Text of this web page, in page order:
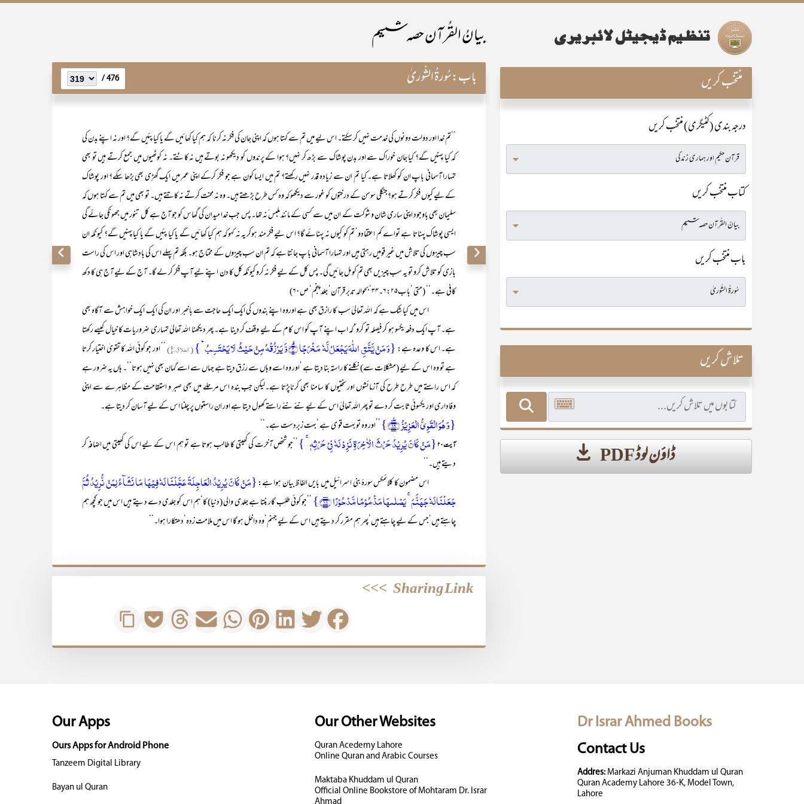
بیانُ القُرآن حصہ ششم
باب:سُورۃُ الشُّوریٰ 476 /
’’تم خدا اور دولت دونوں کی خدمت نہیں کر سکتے۔ اس لیے میں تم سے کہتا ہوں کہ اپنی جان کی فکر نہ کرنا کہ ہم کیا کھائیں گے یا کیا پئیں گے؟ اور نہ اپنے بدن کی
کہ کیا پہنیں گے؟ کیا جان خوراک سے اور بدن پوشاک سے بڑھ کر نہیں؟ ہوا کے پرندوں کو دیکھو نہ بوتے ہیں نہ کاٹتے۔ نہ کوٹھیوں میں جمع کرتے ہیں تو بھی
تمہارا آسمانی باپ ان کو کھلاتا ہے۔ کیا تم ان سے زیادہ قدر نہیں رکھتے؟ تم میں ایسا کون ہے جو فکر کرکے اپنی عمر میں ایک گھڑی بھی بڑھا سکے؟ اور پوشاک
کے لیے کیوں فکر کرتے ہو؟جنگلی سوسن کے درختوں کو غور سے دیکھو کہ وہ کس طرح بڑھتے ہیں۔ وہ نہ محنت کرتے نہ کاتتے ہیں۔ تو بھی میں تم سے کہتا ہوں کہ
سلیمان بھی باوجود اپنی ساری شان و شوکت کے ان میں سے کسی کے مانند ملبس ّنہ تھا۔ پس جب خدا میدان کی گھاس کو جو آج ہے کل تنور میں جھونکی جائے گی
ایسی پوشاک پہناتا ہے تواے کم اعتقادو‘ تم کو کیوں نہ پہنائے گا؟ اس لیے فکر مند ہوکر یہ نہ کہو کہ ہم کیا کھائیں گے یا کیا پئیں گے یا کیا پہنیں گے؟ کیونکہ ان
سب چیزوں کی تلاش میں غیر قومیں رہتی ہیں اور تمہارا آسمانی باپ جانتا ہے کہ تم ان سب چیزوں کے محتاج ہو۔ بلکہ تم پہلے اس کی بادشاہی اور اس کی راست
بازی کو تلاش کرو تو یہ سب چیزیں بھی تم کو مل جائیں گی۔ پس کل کے لیے فکر نہ کرو کیونکہ کل کا دن اپنے لیے آپ فکر کر لے گا۔ آج کے لیے آج ہی کا دکھ
کافی ہے۔‘‘ (متی ‘باب۶:۲۵۔۳۴‘بحوالہ تدبر قرآن‘ جلد پنجم‘ ص۶۰)
اس میں کیا شک ہے کہ اللہ تعالیٰ سب کا رازق بھی ہے اوروہ اپنے بندوں کی ایک ایک حاجت سے باخبر اور ان کی ایک ایک خواہش سے آگاہ بھی
ہے۔ آپ ایک دفعہ یکسو ہو کر فیصلہ تو کرو‘کہ اب اپنے آپ کو اس کام کے لیے وقف کر دینا ہے۔ پھر دیکھنا اللہ تعالیٰ تمہاری ضروریات کا خیال کیسے رکھتا
ہے۔ اس کا وعدہ ہے:{وَ مَنۡ یَّتَّقِ اللّٰہَ یَجۡعَلۡ لَّہٗ مَخۡرَجًا ۙ﴿۲﴾وَّ یَرۡزُقۡہُ مِنۡ حَیۡثُ لَا یَحۡتَسِبُ ؕ } (الطلاق:۳)
’’ اور جو کوئی اللہ کا تقویٰ اختیار کرتا
ہے تو وہ اس کے لیے (مشکلات سے) نکلنے کا راستہ بنا دیتا ہے ‘اور وہ اسے وہاں سے رزق دیتا ہے جہاں سے اسے گمان بھی نہیں ہوتا‘‘۔ ہاں یہ ضرور ہے
کہ اس راستے میں طرح طرح کی آزمائشوں اور سختیوں کا سامنا بھی کرناپڑتا ہے۔لیکن جب بندہ اس مرحلے میں بھی صبر و استقامت کے مظاہرے سے اپنی
وفاداری اور یکسوئی ثابت کر دے تو پھر اللہ تعالیٰ اس کے لیے نئے نئے راستے کھول دیتا ہے اور ان راستوں پر چلنا اس کے لیے آسان کر دیتا ہے۔
{وَ ہُوَ الۡقَوِیُّ الۡعَزِیۡزُ ﴿٪۱۹﴾} ’’اور وہ تو بہت قو ی ہے ‘بہت زبردست ہے۔‘‘
آیت ۲۰ {مَنۡ کَانَ یُرِیۡدُ حَرۡثَ الۡاٰخِرَۃِ نَزِدۡ لَہٗ فِیۡ حَرۡثِہٖ ۚ } ’’جو شخص آخرت کی کھیتی کا طالب ہوتا ہے تو ہم اس کے لیے اس کی کھیتی میں اضافہ کر
دیتے ہیں۔‘‘
اس مضمون کا کلائمکس سورۂ بنی اسرائیل میں بایں الفاظ بیان ہوا ہے:{مَنۡ کَانَ یُرِیۡدُ الۡعَاجِلَۃَ عَجَّلۡنَا لَہٗ فِیۡہَا مَا نَشَآءُ لِمَنۡ نُّرِیۡدُ ثُمَّ
جَعَلۡنَا لَہٗ جَہَنَّمَ ۚ یَصۡلٰىہَا مَذۡمُوۡمًا مَّدۡحُوۡرًا ﴿۱۸﴾}
’’جو کوئی طلب گار بنتا ہے جلدی والی (دنیا) کا‘ہم اس کو جلدی دے دیتے ہیں اس میں جو کچھ ہم
چاہتے ہیں‘جس کے لیے چاہتے ہیں‘پھر ہم مقرر کر دیتے ہیں اس کے لیے جہنم‘وہ داخل ہو گا اس میں ملامت زدہ‘دھتکارا ہوا۔‘‘
Sharing Link
>>>
منتخب کریں
درجہ بندی (کٹیگری) منتخب کریں
کتاب منتخب کریں
باب منتخب کریں
تلاش کریں
ڈاؤن لوڈ PDF
Dr Israr Ahmed Books
Contact Us
Addres:Markazi Anjuman Khuddam ul Quran
Quran Academy Lahore 36-K, Model Town,
Lahore
Our Other Websites
Quran Acedemy Lahore
Online Quran and Arabic Courses
Maktaba Khuddam ul Quran
Official Online Bookstore of Mohtaram Dr. Israr
Ahmad
Our Apps
Ours Apps for Android Phone
Tanzeem Digital Library
Bayan ul Quran